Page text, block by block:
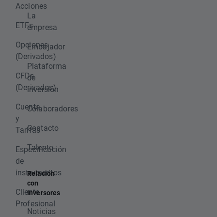
Acciones
ETFs
Opciones
(Derivados)
CFDs
(Derivados)
Cuenta
y
Tarifas
Especificación
de
instrumentos
Cliente
Profesional
La
empresa
Embajador
Plataforma
de
inversión
Colaboradores
Contacto
Talento
Relación
con
Inversores
Noticias